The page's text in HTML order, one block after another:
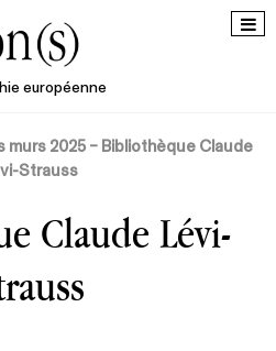
européenne
murs 2025 – Bibliothèque Claude
Strauss
Claude Lévi-